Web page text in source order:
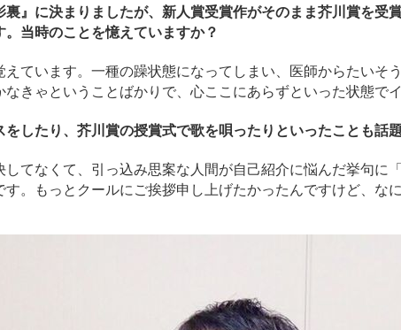
』に決まりましたが、新人賞受賞作がそのまま芥川賞を受
。当時のことを憶えていますか？
ています。一種の躁状態になってしまい、医師からたいそ
きゃということばかりで、心ここにあらずといった状態で
たり、芥川賞の授賞式で歌を唄ったりといったことも話題
てなくて、引っ込み思案な人間が自己紹介に悩んだ挙句に
。もっとクールにご挨拶申し上げたかったんですけど、な